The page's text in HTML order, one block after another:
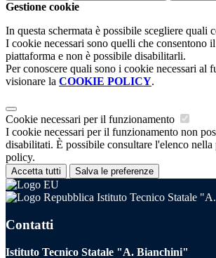
Gestione cookie
In questa schermata è possibile scegliere quali
I cookie necessari sono quelli che consentono
piattaforma e non è possibile disabilitarli.
Per conoscere quali sono i cookie necessari al
visionare la COOKIE POLICY.
Cookie necessari per il funzionamento
I cookie necessari per il funzionamento non
disabilitati. È possibile consultare l'elenco
policy.
Accetta tutti Salva le preferenze
Istituto Tecnico Statale
Contatti
Istituto Tecnico Statale "A. Bianchini"